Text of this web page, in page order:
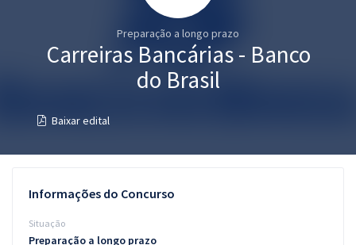
Questões grátis
Conteúdo gratuito
Preparação a longo prazo
Carreiras Bancárias - Banco
do Brasil
Baixar edital
Informações do Concurso
Situação
Preparação a longo prazo